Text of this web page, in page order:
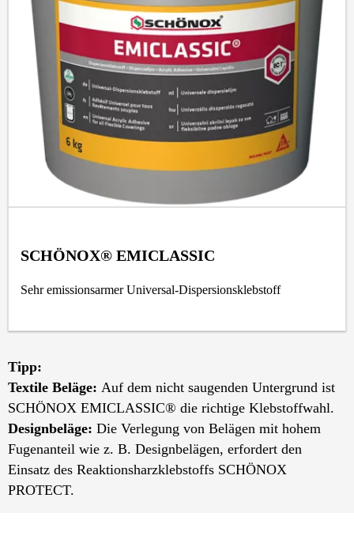
SCHÖNOX® EMICLASSIC
Sehr emissionsarmer Universal-Dispersionsklebstoff
Tipp:
Textile Beläge: Auf dem nicht saugenden Untergrund ist
SCHÖNOX EMICLASSIC® die richtige Klebstoffwahl.
Designbeläge: Die Verlegung von Belägen mit hohem
Fugenanteil wie z. B. Designbelägen, erfordert den
Einsatz des Reaktionsharzklebstoffs SCHÖNOX
PROTECT.